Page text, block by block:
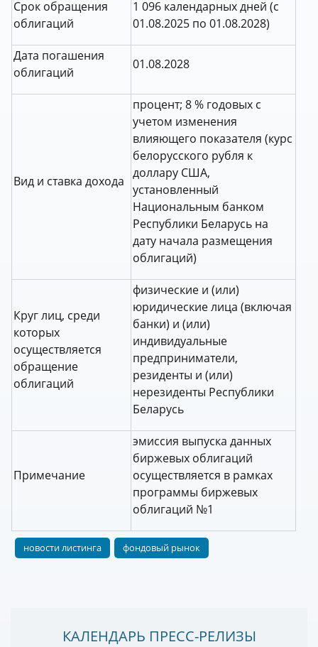
Срок обращения
облигаций
1 096 календарных дней (с
01.08.2025 по 01.08.2028)
Дата погашения
облигаций
01.08.2028
Вид и ставка дохода
процент; 8 % годовых с
учетом изменения
влияющего показателя (курс
белорусского рубля к
доллару США,
установленный
Национальным банком
Республики Беларусь на
дату начала размещения
облигаций)
Круг лиц, среди
которых
осуществляется
обращение
облигаций
физические и (или)
юридические лица (включая
банки) и (или)
индивидуальные
предприниматели,
резиденты и (или)
нерезиденты Республики
Беларусь
Примечание
эмиссия выпуска данных
биржевых облигаций
осуществляется в рамках
программы биржевых
облигаций №1
новости листинга фондовый рынок
КАЛЕНДАРЬ ПРЕСС-РЕЛИЗЫ